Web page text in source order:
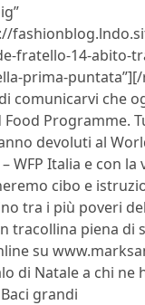
fratello-14-abito-
prima-
comunicarvi che
Programme.
devoluti al
WFP Italia e con la
cibo e
tra i più poveri
tracollina piena di
su
di Natale a chi ne
grandi